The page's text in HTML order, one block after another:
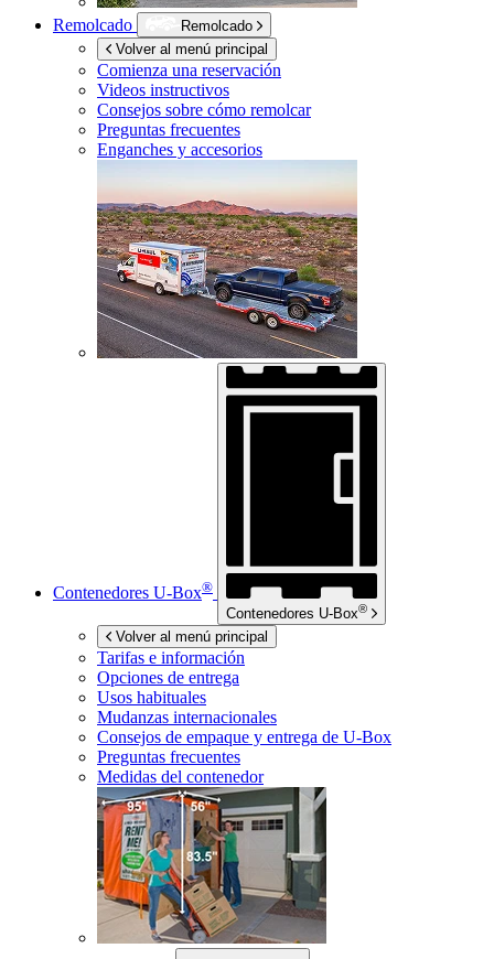
Remolcado
Remolcado
Volver al menú principal
Comienza una reservación
Videos instructivos
Consejos sobre cómo remolcar
Preguntas frecuentes
Enganches y accesorios
Contenedores U-Box®
Contenedores U-Box®
Volver al menú principal
Tarifas e información
Opciones de entrega
Usos habituales
Mudanzas internacionales
Consejos de empaque y entrega de U-Box
Preguntas frecuentes
Medidas del contenedor